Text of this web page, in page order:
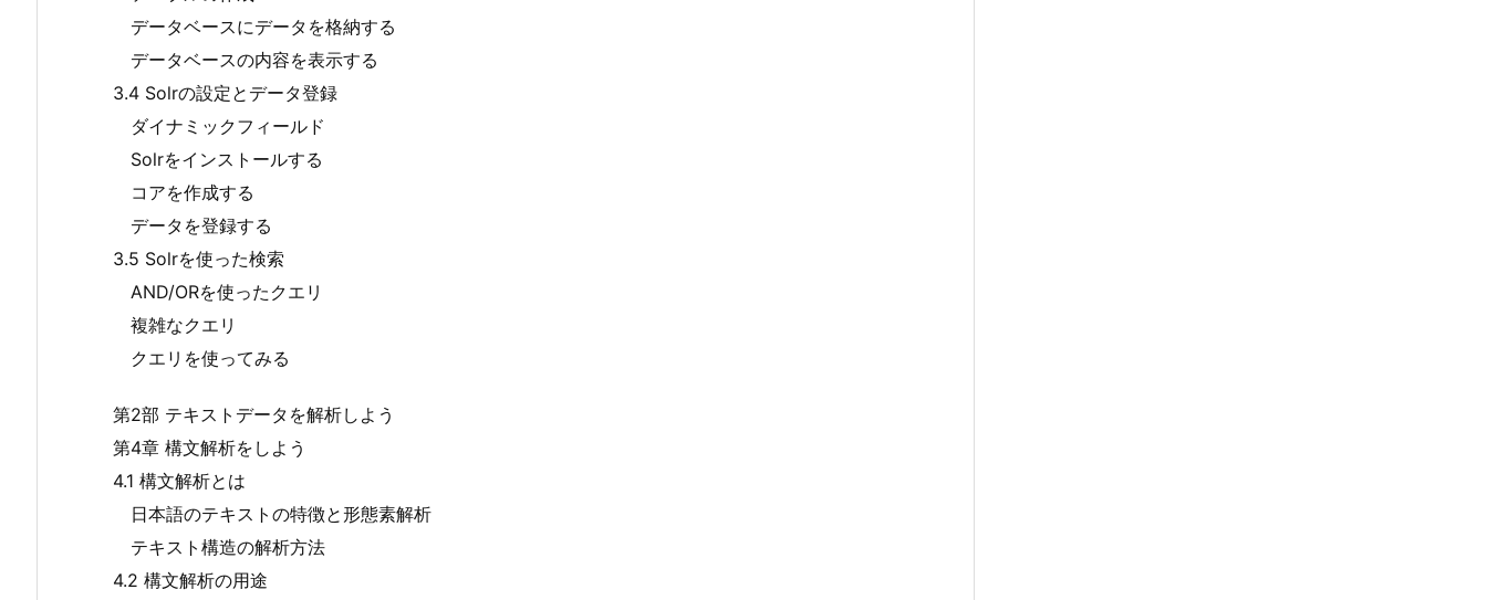
データベースにデータを格納する
データベースの内容を表示する
3.4 Solrの設定とデータ登録
ダイナミックフィールド
Solrをインストールする
コアを作成する
データを登録する
3.5 Solrを使った検索
AND/ORを使ったクエリ
複雑なクエリ
クエリを使ってみる
第2部 テキストデータを解析しよう
第4章 構文解析をしよう
4.1 構文解析とは
日本語のテキストの特徴と形態素解析
テキスト構造の解析方法
4.2 構文解析の用途